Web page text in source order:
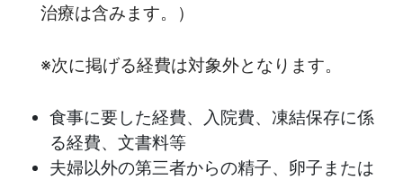
治療は含みます。）
※次に掲げる経費は対象外となります。
食事に要した経費、入院費、凍結保存に係
る経費、文書料等
夫婦以外の第三者からの精子、卵子または